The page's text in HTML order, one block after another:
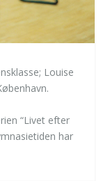
Louise
“Livet efter
har